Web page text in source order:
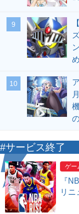
9
10
#サービス終了
ゲー
『
リニ